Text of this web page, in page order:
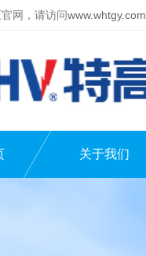
网，请访问www.whtgy.com
关于我们